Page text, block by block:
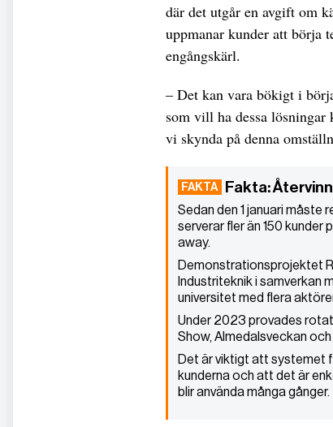
där det utgår en avgift om
uppmanar kunder att börja
engångskärl.
– Det kan vara bökigt i
som vill ha dessa
vi skynda på denna
Fakta:
Sedan den 1 januari måste
serverar fler än 150 kunder
away.
Demonstrationsprojektet
Industriteknik i samverkan
universitet med flera
Under 2023 provades
Show, Almedalsveckan
Det är viktigt att systemet
kunderna och att det är
blir använda många gånger.